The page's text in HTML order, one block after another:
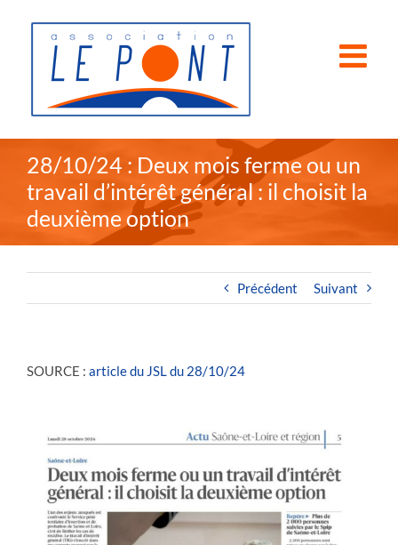
28/10/24 : Deux mois ferme ou un
travail d’intérêt général : il choisit la
deuxième option
Précédent Suivant
SOURCE : article du JSL du 28/10/24